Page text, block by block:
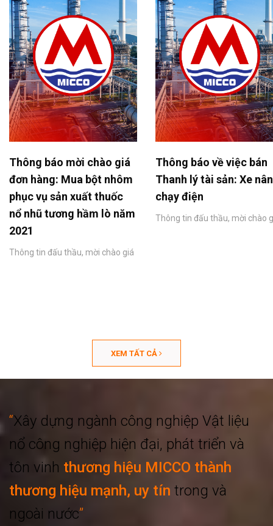
Thông báo mời chào giá
đơn hàng: Mua bột nhôm
phục vụ sản xuất thuốc
nổ nhũ tương hầm lò năm
2021
Thông tin đấu thầu, mời chào giá
Thông báo về việc bán
Thanh lý tài sản: Xe
chạy điện
Thông tin đấu thầu, mời chào
XEM TẤT CẢ
“Xây dựng ngành công nghiệp Vật liệu
nổ công nghiệp hiện đại, phát triển và
tôn vinh thương hiệu MICCO thành
thương hiệu mạnh, uy tín trong và
ngoài nước”